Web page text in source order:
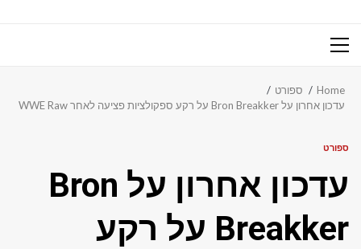
Primary
Home
ספורט
עדכון אחרון על Bron Breakker על רקע ספקולציות פציעה לאחר WWE Raw
ספורט
עדכון אחרון על Bron
Breakker על רקע